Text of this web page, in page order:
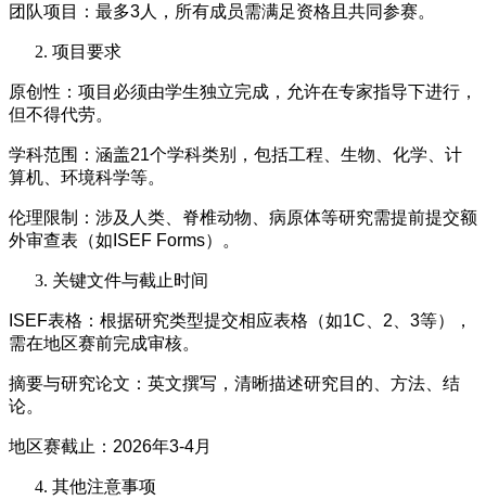
团队项目：最多3人，所有成员需满足资格且共同参赛。
项目要求
原创性：项目必须由学生独立完成，允许在专家指导下进行，
但不得代劳。
学科范围：涵盖21个学科类别，包括工程、生物、化学、计
算机、环境科学等。
伦理限制：涉及人类、脊椎动物、病原体等研究需提前提交额
外审查表（如ISEF Forms）。
关键文件与截止时间
ISEF表格：根据研究类型提交相应表格（如1C、2、3等），
需在地区赛前完成审核。
摘要与研究论文：英文撰写，清晰描述研究目的、方法、结
论。
地区赛截止：2026年3-4月
其他注意事项